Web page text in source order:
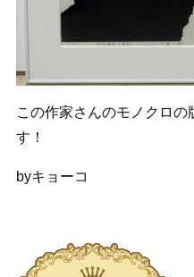
この作家さんのモノクロの
す！
byキョーコ